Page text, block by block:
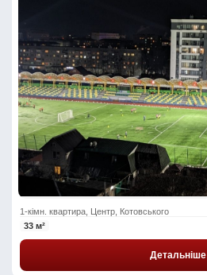
1-кімн. квартира, Центр, Котовського
33 м²
Детальніше